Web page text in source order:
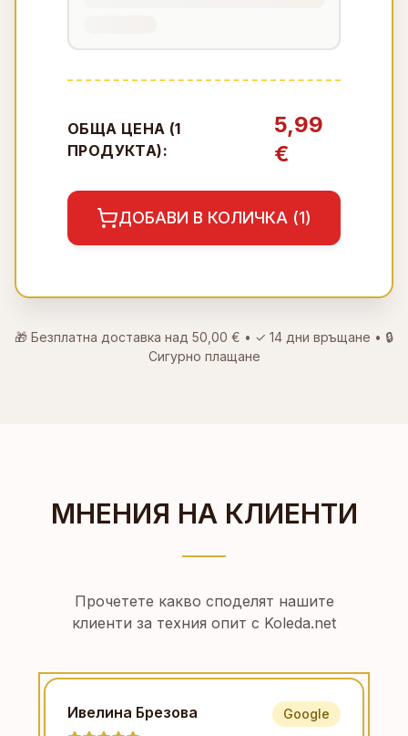
ОБЩА ЦЕНА (1
ПРОДУКТА):
5,99
€
ДОБАВИ В КОЛИЧКА (1)
🎁 Безплатна доставка над 50,00 € • ✓ 14 дни връщане • 🔒
Сигурно плащане
МНЕНИЯ НА КЛИЕНТИ
Прочетете какво споделят нашите
клиенти за техния опит с Koleda.net
Ивелина Брезова Google